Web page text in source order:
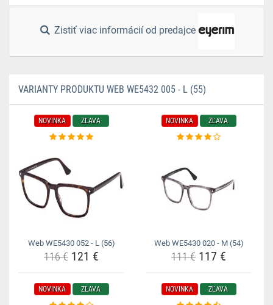
Zistiť viac informácií od predajce
VARIANTY PRODUKTU WEB WE5432 005 - L (55)
NOVINKA ZĽAVA
Web WE5430 052 - L (56)
116 € 121 €
NOVINKA ZĽAVA
Web WE5430 020 - M (54)
111 € 117 €
NOVINKA ZĽAVA NOVINKA ZĽAVA